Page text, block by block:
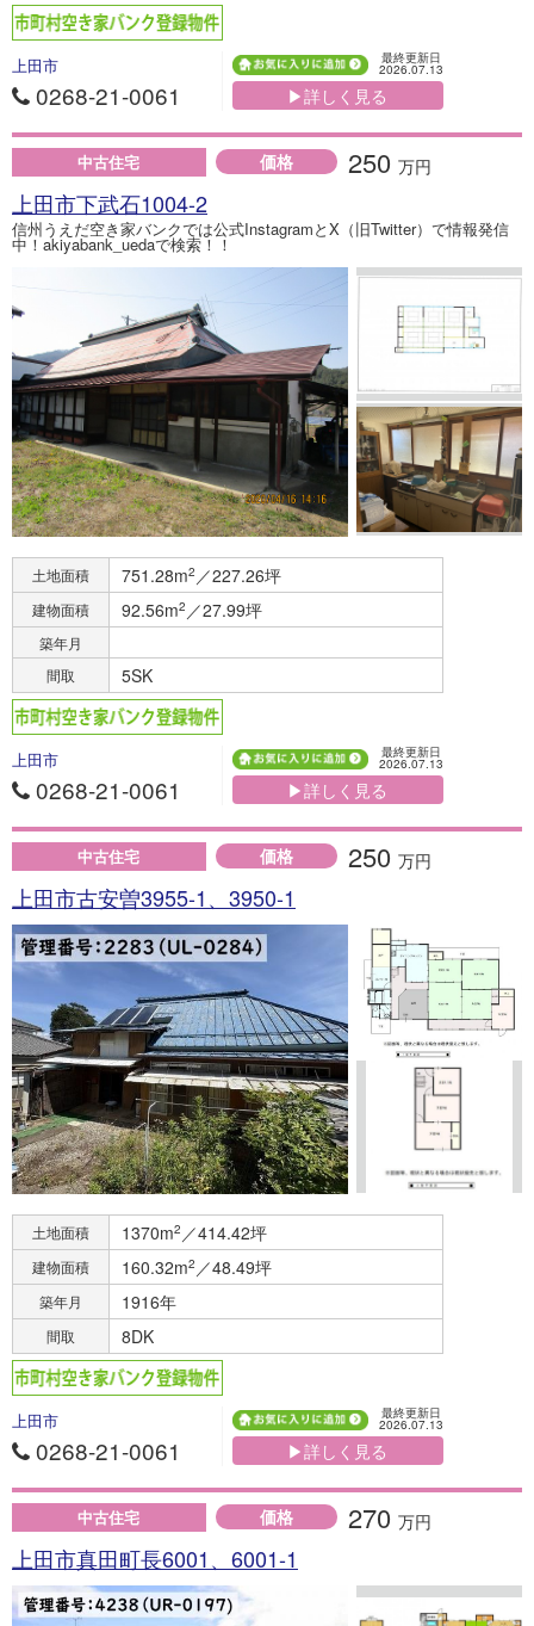
上田市
0268-21-0061
最終更新日
2026.07.13
▶詳しく見る
中古住宅 価格 250 万円
上田市下武石1004-2
信州うえだ空き家バンクでは公式InstagramとX（旧Twitter）で情報発信
中！akiyabank_uedaで検索！！
土地面積 751.28m2 ／227.26坪
建物面積 92.56m2 ／27.99坪
築年月
間取
5SK
上田市
0268-21-0061
最終更新日
2026.07.13
▶詳しく見る
中古住宅 価格 250 万円
上田市古安曽3955-1、3950-1
土地面積 1370m2 ／414.42坪
建物面積 160.32m2 ／48.49坪
築年月 1916年
間取 8DK
上田市
0268-21-0061
最終更新日
2026.07.13
▶詳しく見る
中古住宅 価格 270 万円
上田市真田町長6001、6001-1